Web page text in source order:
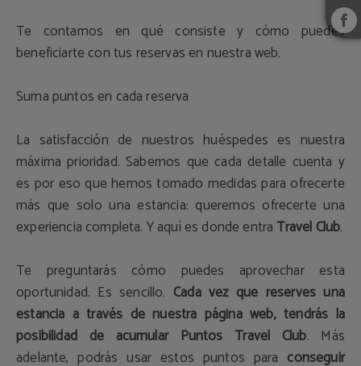
Te contamos en qué consiste y cómo puedes
beneficiarte con tus reservas en nuestra web.
Suma puntos en cada reserva
La satisfacción de nuestros huéspedes es nuestra
máxima prioridad. Sabemos que cada detalle cuenta y
es por eso que hemos tomado medidas para ofrecerte
más que solo una estancia: queremos ofrecerte una
experiencia completa. Y aquí es donde entraTravel Club.
Te preguntarás cómo puedes aprovechar esta
oportunidad. Es sencillo. Cada vez que reserves una
estancia a través de nuestra página web, tendrás la
posibilidad de acumular Puntos Travel Club. Más
adelante, podrás usar estos puntos para conseguir